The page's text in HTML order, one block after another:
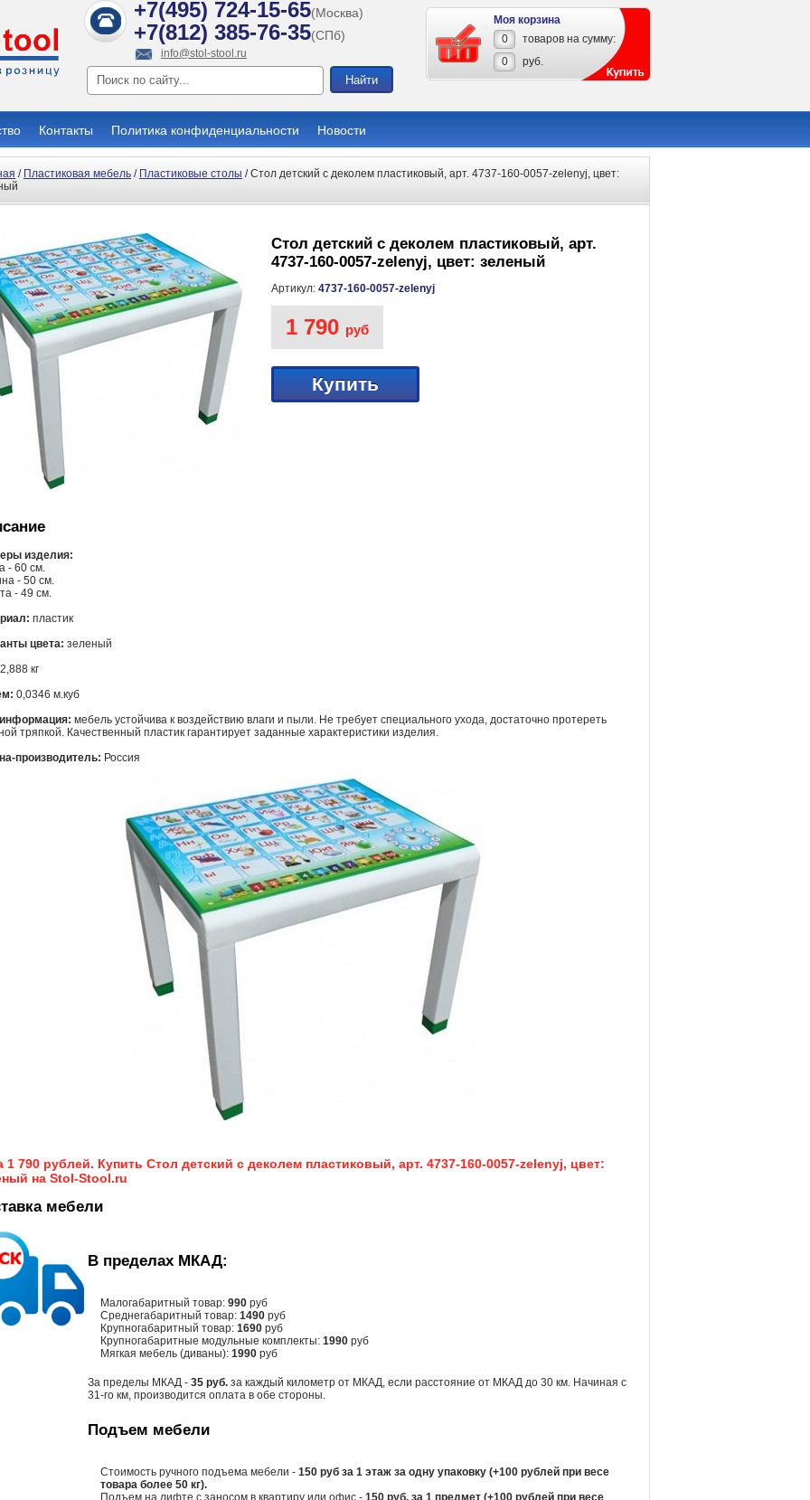
+7(495) 724-15-65(Москва)
+7(812) 385-76-35(СПб)
info@stol-stool.ru
Моя корзина
0
товаров на сумму:
0
руб.
Контакты Политика конфиденциальности Новости
/ Пластиковая мебель / Пластиковые столы / Стол детский с деколем пластиковый, арт. 4737-160-0057-zelenyj, цвет:
Стол детский с деколем пластиковый, арт.
4737-160-0057-zelenyj, цвет: зеленый
Артикул: 4737-160-0057-zelenyj
1 790 руб
Купить
изделия:
- 60 см.
- 50 см.
- 49 см.
пластик
цвета: зеленый
кг
0,0346 м.куб
мебель устойчива к воздействию влаги и пыли. Не требует специального ухода, достаточно протереть
тряпкой. Качественный пластик гарантирует заданные характеристики изделия.
производитель: Россия
1 790 рублей. Купить Стол детский с деколем пластиковый, арт. 4737-160-0057-zelenyj, цвет:
на Stol-Stool.ru
мебели
В пределах МКАД:
Малогабаритный товар: 990 руб
Среднегабаритный товар: 1490 руб
Крупногабаритный товар: 1690 руб
Крупногабаритные модульные комплекты: 1990 руб
Мягкая мебель (диваны): 1990 руб
За пределы МКАД - 35 руб. за каждый километр от МКАД, если расстояние от МКАД до 30 км. Начиная с
31-го км, производится оплата в обе стороны.
Подъем мебели
Стоимость ручного подъема мебели - 150 руб за 1 этаж за одну упаковку (+100 рублей при весе
товара более 50 кг).
Подъем на лифте с заносом в квартиру или офис - 150 руб. за 1 предмет (+100 рублей при весе